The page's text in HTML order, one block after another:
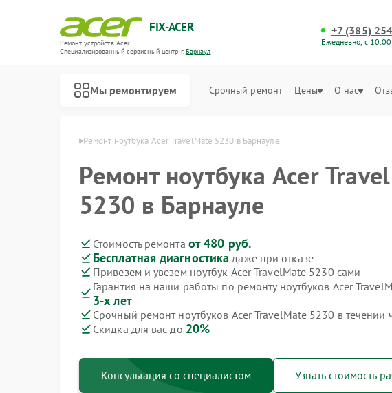
FIX-ACER
Ремонт устройств Acer
Специализированный cервисный центр г.Барнаул
+7 (385)
Ежедневно, с
Мы ремонтируем Срочный ремонт Цены О нас
Ремонт ноутбука Acer TravelMate 5230 в Барнауле
Ремонт ноутбука Acer
5230 в Барнауле
Стоимость ремонта от 480 руб.
Бесплатная диагностика даже при отказе
Привезем и увезем ноутбук Acer TravelMate 5230 сами
Гарантия на наши работы по ремонту ноутбуков Acer
3-х лет
Срочный ремонт ноутбуков Acer TravelMate 5230 в течении
Скидка для вас до 20%
Консультация со специалистом Узнать стоимость